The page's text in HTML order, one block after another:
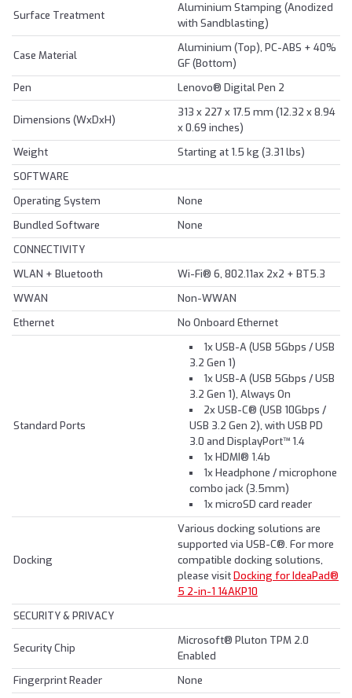
Surface Treatment
Aluminium Stamping (Anodized
with Sandblasting)
Case Material
Aluminium (Top), PC-ABS + 40%
GF (Bottom)
Pen
Lenovo® Digital Pen 2
Dimensions (WxDxH)
313 x 227 x 17.5 mm (12.32 x 8.94
x 0.69 inches)
Weight
Starting at 1.5 kg (3.31 lbs)
SOFTWARE
Operating System
None
Bundled Software
None
CONNECTIVITY
WLAN + Bluetooth
Wi-Fi® 6, 802.11ax 2x2 + BT5.3
WWAN
Non-WWAN
Ethernet
No Onboard Ethernet
Standard Ports
1x USB-A (USB 5Gbps / USB
3.2 Gen 1)
1x USB-A (USB 5Gbps / USB
3.2 Gen 1), Always On
2x USB-C® (USB 10Gbps /
USB 3.2 Gen 2), with USB PD
3.0 and DisplayPort™ 1.4
1x HDMI® 1.4b
1x Headphone / microphone
combo jack (3.5mm)
1x microSD card reader
Docking
Various docking solutions are
supported via USB-C®. For more
compatible docking solutions,
please visitDocking for IdeaPad®
5 2-in-1 14AKP10
SECURITY & PRIVACY
Security Chip
Microsoft® Pluton TPM 2.0
Enabled
Fingerprint Reader
None